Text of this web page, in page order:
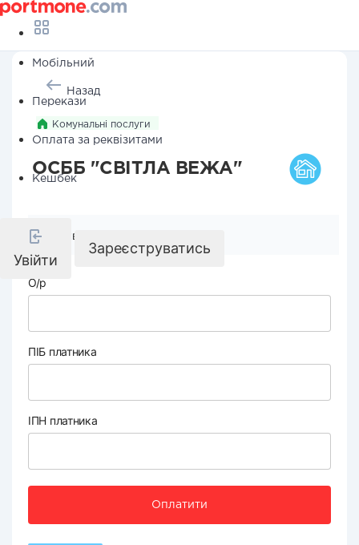
Мобільний
Перекази
Оплата за реквізитами
Кешбек
Увійти
Зареєструватись
Назад
Комунальні послуги
ОСББ "СВІТЛА ВЕЖА"
Реквізити компанії
О/р
ПІБ платника
ІПН платника
Оплатити